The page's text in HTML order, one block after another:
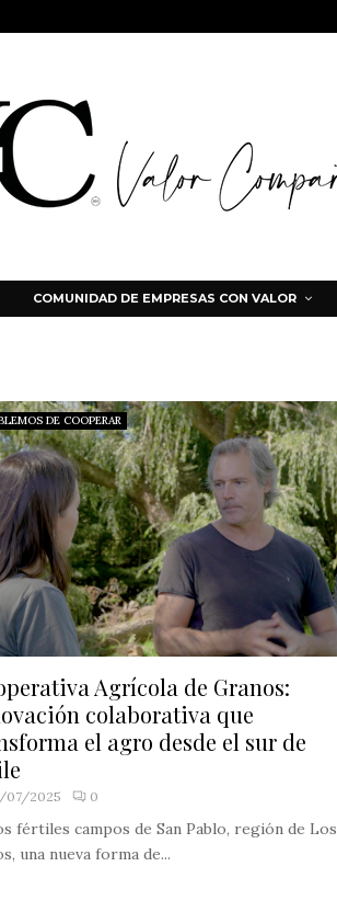
COMUNIDAD DE EMPRESAS CON VALOR
DE COOPERAR
Agrícola de Granos:
colaborativa que
el agro desde el sur de
07/2025 0
fértiles campos de San Pablo, región de Los
una nueva forma de...